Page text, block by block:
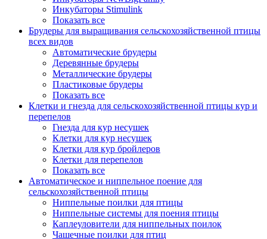
Инкубаторы Stimulink
Показать все
Брудеры для выращивания сельскохозяйственной птицы
всех видов
Автоматические брудеры
Деревянные брудеры
Металлические брудеры
Пластиковые брудеры
Показать все
Клетки и гнезда для сельскохозяйственной птицы кур и
перепелов
Гнезда для кур несушек
Клетки для кур несушек
Клетки для кур бройлеров
Клетки для перепелов
Показать все
Автоматическое и ниппельное поение для
сельскохозяйственной птицы
Ниппельные поилки для птицы
Ниппельные системы для поения птицы
Каплеуловители для ниппельных поилок
Чашечные поилки для птиц